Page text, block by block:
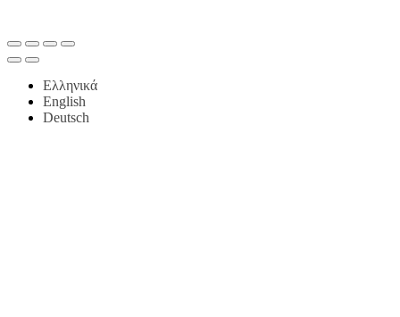
Ελληνικά
English
Deutsch